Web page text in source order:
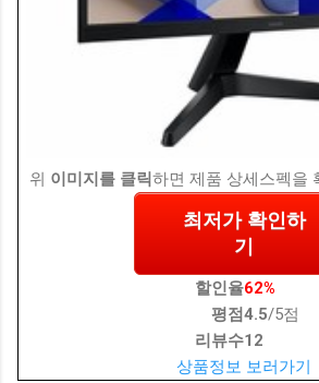
위 이미지를 클릭하면 제품 상세스펙을
최저가 확인하
기
할인율62%
평점4.5/5점
리뷰수12
상품정보 보러가기